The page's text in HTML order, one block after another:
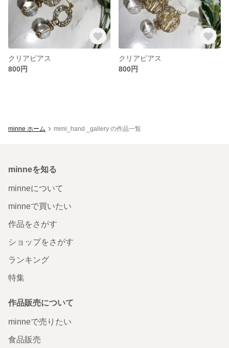
クリアピアス
800円
クリアピアス
800円
minne ホーム mimi_hand _gallery の作品一覧
minneを知る
minneについて
minneで買いたい
作品をさがす
ショップをさがす
ランキング
特集
作品販売について
minneで売りたい
食品販売